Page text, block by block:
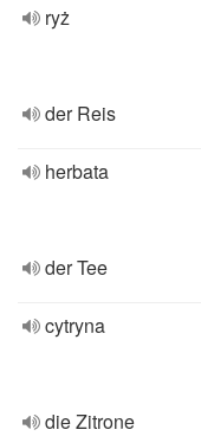
ryż
der Reis
herbata
der Tee
cytryna
die Zitrone